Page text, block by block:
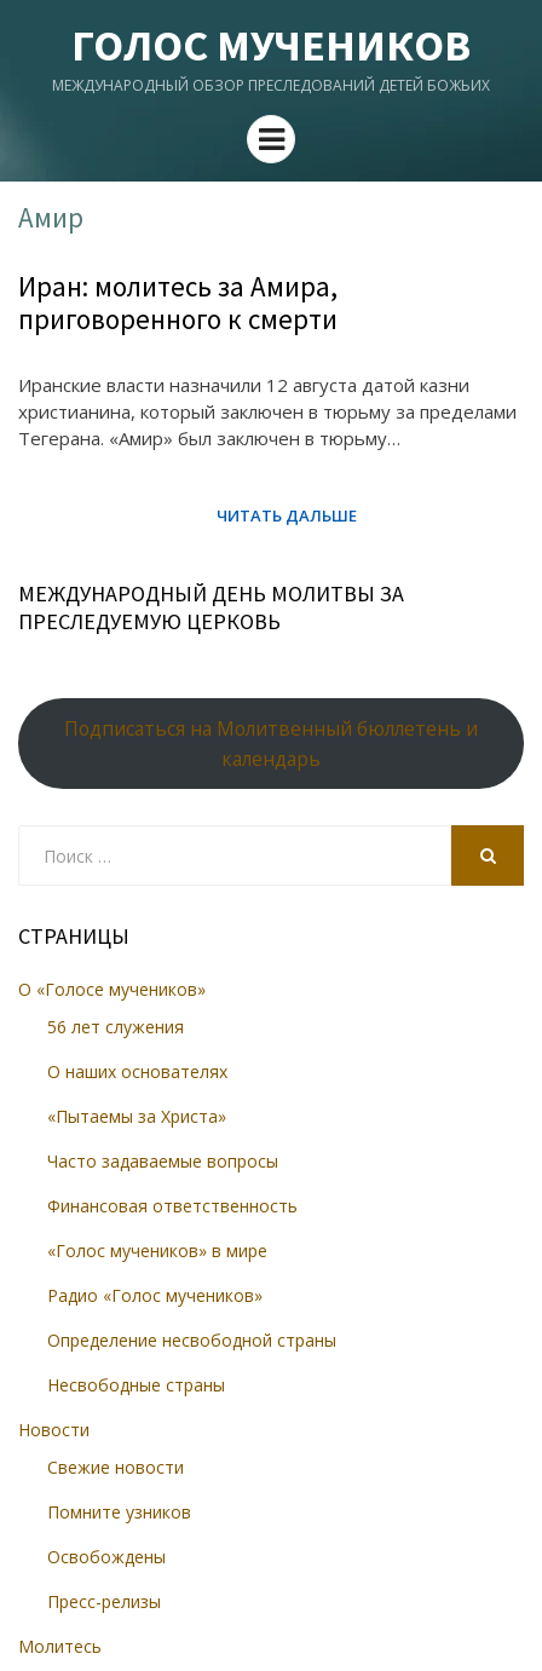
ГОЛОС МУЧЕНИКОВ
МЕЖДУНАРОДНЫЙ ОБЗОР ПРЕСЛЕДОВАНИЙ ДЕТЕЙ БОЖЬИХ
Menu
Амир
Иран: молитесь за Амира,
приговоренного к смерти
Иранские власти назначили 12 августа датой казни
христианина, который заключен в тюрьму за пределами
Тегерана. «Амир» был заключен в тюрьму…
МЕЖДУНАРОДНЫЙ ДЕНЬ МОЛИТВЫ ЗА
ПРЕСЛЕДУЕМУЮ ЦЕРКОВЬ
Подписаться на Молитвенный бюллетень и
календарь
СТРАНИЦЫ
О «Голосе мучеников»
56 лет служения
О наших основателях
«Пытаемы за Христа»
Часто задаваемые вопросы
Финансовая ответственность
«Голос мучеников» в мире
Радио «Голос мучеников»
Определение несвободной страны
Несвободные страны
Новости
Свежие новости
Помните узников
Освобождены
Пресс-релизы
Молитесь